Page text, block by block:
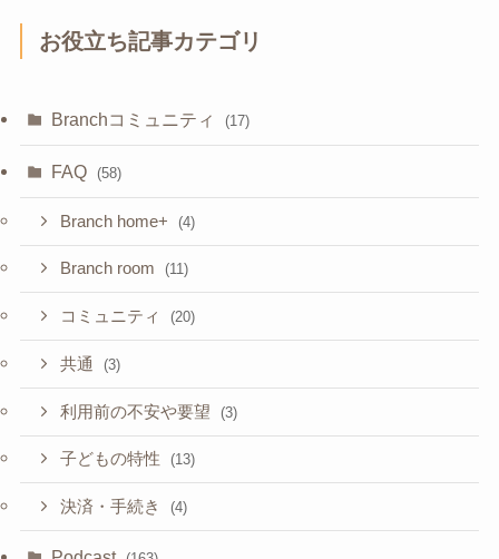
お役立ち記事カテゴリ
Branchコミュニティ (17)
FAQ (58)
Branch home+ (4)
Branch room (11)
コミュニティ (20)
共通 (3)
利用前の不安や要望 (3)
子どもの特性 (13)
決済・手続き (4)